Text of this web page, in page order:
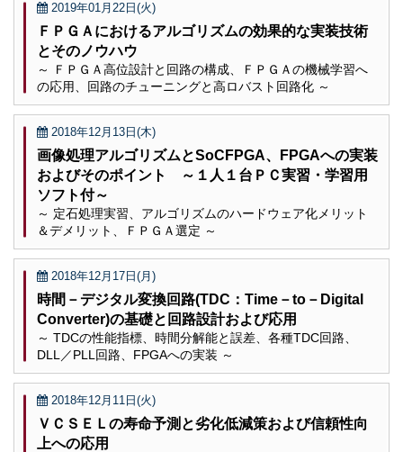
2019年01月22日(火)
ＦＰＧＡにおけるアルゴリズムの効果的な実装技術
とそのノウハウ
～ ＦＰＧＡ高位設計と回路の構成、ＦＰＧＡの機械学習へ
の応用、回路のチューニングと高ロバスト回路化 ～
2018年12月13日(木)
画像処理アルゴリズムとSoCFPGA、FPGAへの実装
およびそのポイント ～１人１台ＰＣ実習・学習用
ソフト付～
～ 定石処理実習、アルゴリズムのハードウェア化メリット
＆デメリット、ＦＰＧＡ選定 ～
2018年12月17日(月)
時間－デジタル変換回路(TDC：Time－to－Digital
Converter)の基礎と回路設計および応用
～ TDCの性能指標、時間分解能と誤差、各種TDC回路、
DLL／PLL回路、FPGAへの実装 ～
2018年12月11日(火)
ＶＣＳＥＬの寿命予測と劣化低減策および信頼性向
上への応用